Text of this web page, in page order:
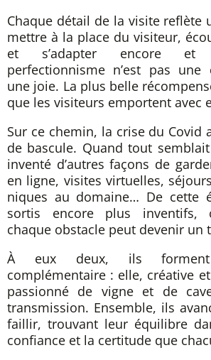
Chaque détail de la visite reflète
mettre à la place du visiteur,
et s’adapter encore et
perfectionnisme n’est pas une
une joie. La plus belle
que les visiteurs emportent avec
Sur ce chemin, la crise du Covid
de bascule. Quand tout
inventé d’autres façons de
en ligne, visites virtuelles,
niques au domaine… De cette
sortis encore plus inventifs,
chaque obstacle peut devenir un
À eux deux, ils
complémentaire : elle, créative
passionné de vigne et de
transmission. Ensemble, ils
faillir, trouvant leur équilibre
confiance et la certitude que